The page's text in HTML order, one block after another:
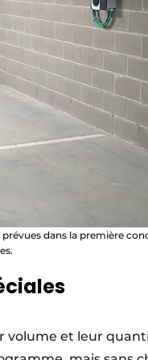
dans la première
volume et leur